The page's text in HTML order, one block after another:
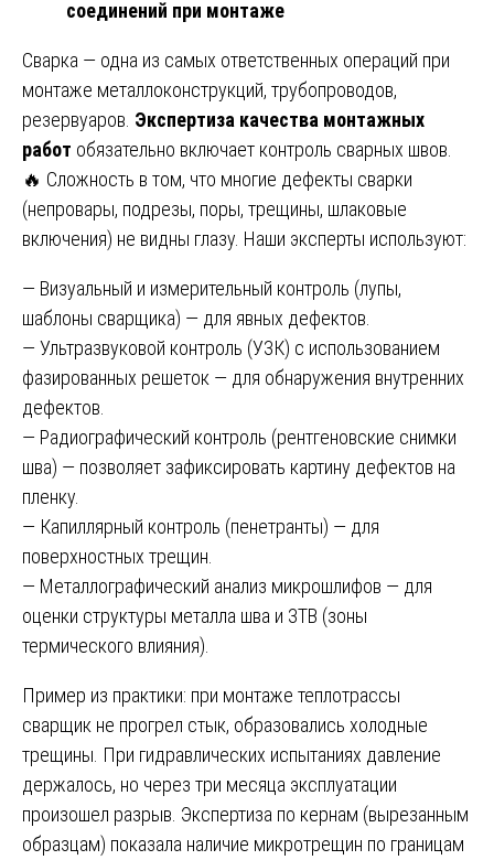
соединений при монтаже
Сварка — одна из самых ответственных операций при
монтаже металлоконструкций, трубопроводов,
резервуаров. Экспертиза качества монтажных
работ обязательно включает контроль сварных швов.
🔥 Сложность в том, что многие дефекты сварки
(непровары, подрезы, поры, трещины, шлаковые
включения) не видны глазу. Наши эксперты используют:
— Визуальный и измерительный контроль (лупы,
шаблоны сварщика) — для явных дефектов.
— Ультразвуковой контроль (УЗК) с использованием
фазированных решеток — для обнаружения внутренних
дефектов.
— Радиографический контроль (рентгеновские снимки
шва) — позволяет зафиксировать картину дефектов на
пленку.
— Капиллярный контроль (пенетранты) — для
поверхностных трещин.
— Металлографический анализ микрошлифов — для
оценки структуры металла шва и ЗТВ (зоны
термического влияния).
Пример из практики: при монтаже теплотрассы
сварщик не прогрел стык, образовались холодные
трещины. При гидравлических испытаниях давление
держалось, но через три месяца эксплуатации
произошел разрыв. Экспертиза по кернам (вырезанным
образцам) показала наличие микротрещин по границам